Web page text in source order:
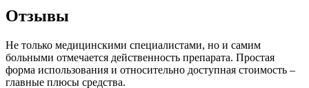
Отзывы
Не только медицинскими специалистами, но и самим
больными отмечается действенность препарата. Простая
форма использования и относительно доступная стоимость –
главные плюсы средства.